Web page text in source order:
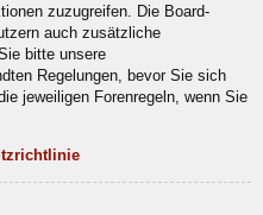
zuzugreifen. Die Board-
auch zusätzliche
bitte unsere
Regelungen, bevor Sie sich
jeweiligen Forenregeln, wenn Sie